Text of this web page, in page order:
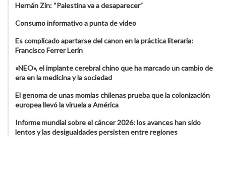
Hernán Zin: “Palestina va a desaparecer”
Consumo informativo a punta de video
Es complicado apartarse del canon en la práctica literaria:
Francisco Ferrer Lerín
«NEO», el implante cerebral chino que ha marcado un cambio de
era en la medicina y la sociedad
El genoma de unas momias chilenas prueba que la colonización
europea llevó la viruela a América
Informe mundial sobre el cáncer 2026: los avances han sido
lentos y las desigualdades persisten entre regiones